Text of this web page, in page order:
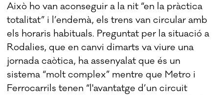
Això ho van aconseguir a la nit “en la pràctica
totalitat” i l’endemà, els trens van circular amb
els horaris habituals. Preguntat per la situació a
Rodalies, que en canvi dimarts va viure una
jornada caòtica, ha assenyalat que és un
sistema “molt complex” mentre que Metro i
Ferrocarrils tenen “l'avantatge d’un circuit